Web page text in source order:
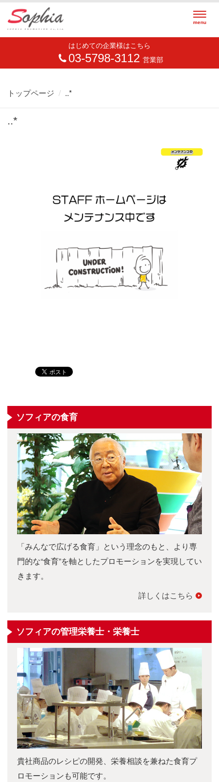
menu
はじめての企業様はこちら
03-5798-3112 営業部
トップページ ..*
..*
ソフィアの食育
「みんなで広げる食育」という理念のもと、より専
門的な“食育”を軸としたプロモーションを実現してい
きます。
詳しくはこちら
ソフィアの管理栄養士・栄養士
貴社商品のレシピの開発、栄養相談を兼ねた食育プ
ロモーションも可能です。